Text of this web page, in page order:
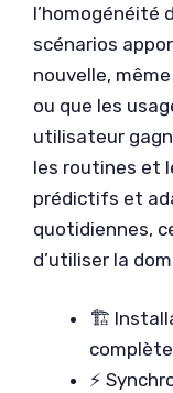
l’homogénéité
scénarios
nouvelle,
ou que les
utilisateur
les routines et
prédictifs et
quotidiennes,
d’utiliser la
🏗️
⚡